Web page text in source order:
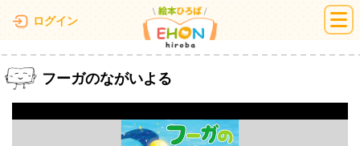
ログイン 絵本ひろば
フーガのながいよる